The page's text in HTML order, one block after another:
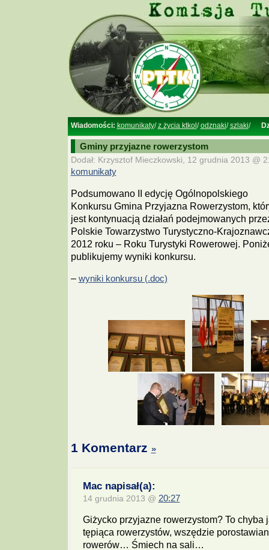
Wiadomości: komunikaty/z życia ktkol /odznaki/szlaki/
Gminy przyjazne rowerzystom
Dodał: Krzysztof Mieczkowski, 12 grudnia 2013 @
komunikaty
Podsumowano II edycję Ogólnopolskiego
Konkursu Gmina Przyjazna Rowerzystom,
jest kontynuacją działań podejmowanych
Polskie Towarzystwo Turystyczno-
2012 roku – Roku Turystyki Rowerowej.
publikujemy wyniki konkursu.
– wyniki konkursu (.doc)
1 Komentarz »
Mac napisał(a):
14 grudnia 2013 @ 20:27
Giżycko przyjazne rowerzystom? To chyba
tępiąca rowerzystów, wszędzie
rowerów… Śmiech na sali…